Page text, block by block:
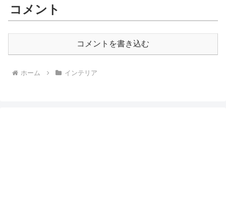
コメント
コメントを書き込む
ホーム インテリア